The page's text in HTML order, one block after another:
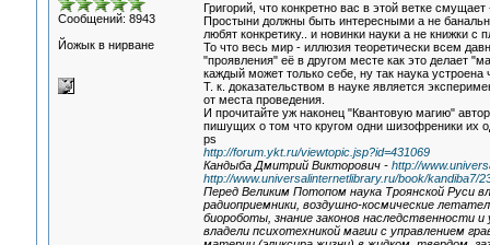
Сообщений: 8943
Йожык в нирване
Григорий, что конкретно вас в этой ветке
Простыни должны быть интересными а не
любят конкретику.. и новинки науки а не книжки
То что весь мир - иллюзия теоретически всем
"проявления" её в другом месте как это делает
каждый может только себе, ну так наука устроена
Т. к. доказательством в науке является
от места проведения.
И прочитайте уж наконец "Квантовую магию"
пишущих о том что кругом одни шизофреники их
ps
http://forum.ykt.ru/viewtopic.jsp?id=431069
Кандыба Дмитрий Викторович - http://
http://www.universalinternetlibrary.ru/book/kandiba7/
Перед Великим Потопом наука Троянской Руси
радиоприемники, воздушно-космические
биороботы, знание законов наследственности
владели психотехникой магии с управлением